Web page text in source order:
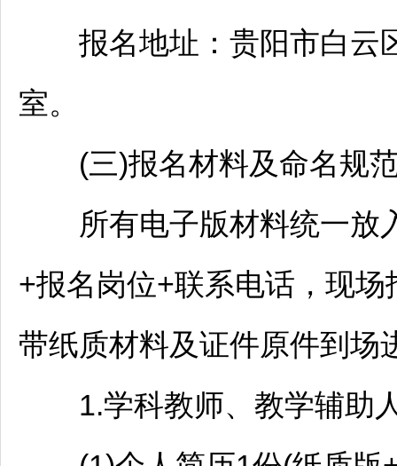
报名地址： 贵阳市白云
室。
(三)报名材料及命名规
所有电子版材料统一放
+报名岗位+联系电话，现
带纸质材料及证件原件到场
1.学科教师、教学辅助